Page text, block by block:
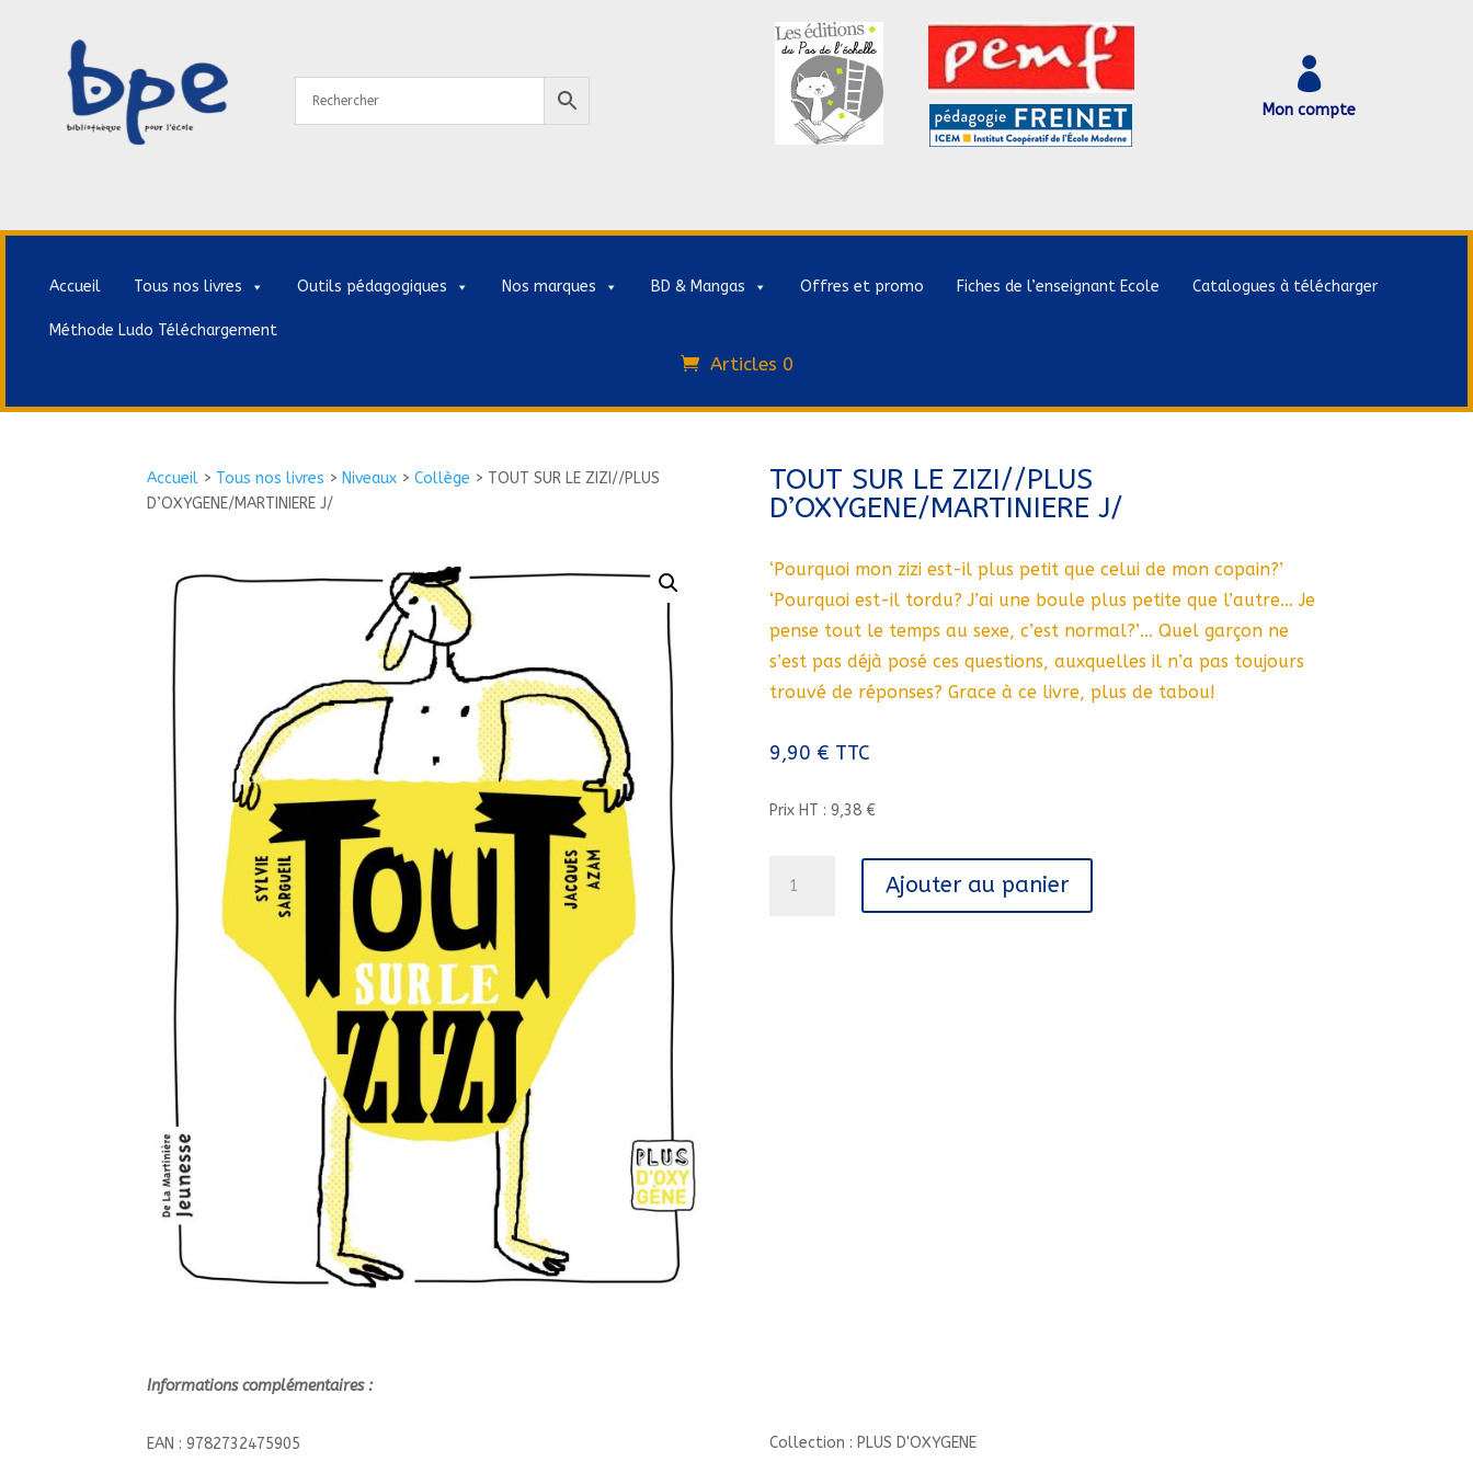

Mon compte
Accueil Tous nos livres Outils pédagogiques Nos marques BD & Mangas Offres et promo Fiches de l’enseignant Ecole Catalogues à télécharger
Méthode Ludo Téléchargement
Articles 0
Accueil > Tous nos livres > Niveaux >Collège > TOUT SUR LE ZIZI//PLUS
D’OXYGENE/MARTINIERE J/
TOUT SUR LE ZIZI//PLUS
D’OXYGENE/MARTINIERE J/
‘Pourquoi mon zizi est-il plus petit que celui de mon copain?’
‘Pourquoi est-il tordu? J’ai une boule plus petite que l’autre… Je
pense tout le temps au sexe, c’est normal?’… Quel garçon ne
s’est pas déjà posé ces questions, auxquelles il n’a pas toujours
trouvé de réponses? Grace à ce livre, plus de tabou!
9,90 € TTC
Prix HT : 9,38 €
Ajouter au panier
Informations complémentaires :
EAN : 9782732475905 Collection : PLUS D'OXYGENE